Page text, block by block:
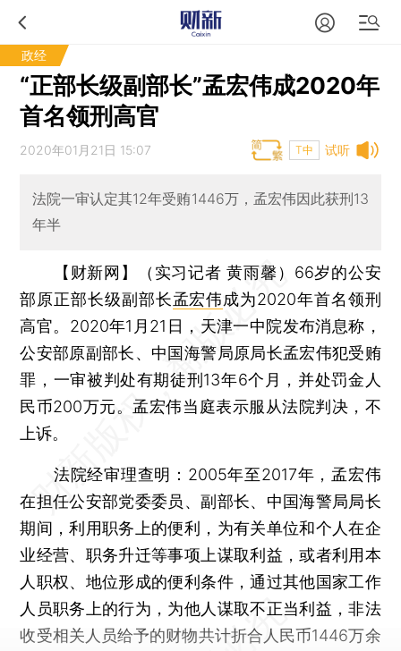
政经
“正部长级副部长”孟宏伟成2020年
首名领刑高官
试听
2020年01月21日 15:07 T中
法院一审认定其12年受贿1446万，孟宏伟因此获刑13
年半
【财新网】（实习记者 黄雨馨） 66岁的公安
部原正部长级副部长孟宏伟成为2020年首名领刑
高官。2020年1月21日，天津一中院发布消息称，
公安部原副部长、中国海警局原局长孟宏伟犯受贿
罪，一审被判处有期徒刑13年6个月，并处罚金人
民币200万元。孟宏伟当庭表示服从法院判决，不
上诉。
法院经审理查明：2005年至2017年，孟宏伟
在担任公安部党委委员、副部长、中国海警局局长
期间，利用职务上的便利，为有关单位和个人在企
业经营、职务升迁等事项上谋取利益，或者利用本
人职权、地位形成的便利条件，通过其他国家工作
人员职务上的行为，为他人谋取不正当利益，非法
收受相关人员给予的财物共计折合人民币1446万余